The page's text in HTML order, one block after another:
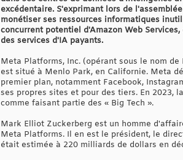
excédentaire. S'exprimant lors de
monétiser ses ressources informatiques
concurrent potentiel d'Amazon Web
des services d'IA payants.
Meta Platforms, Inc. (opérant sous le nom
est situé à Menlo Park, en Californie. Meta
premier plan, notamment Facebook,
ses propres sites et pour des tiers. En 2023,
comme faisant partie des « Big Tech ».
Mark Elliot Zuckerberg est un homme
Meta Platforms. Il en est le président, le
était estimée à 220 milliards de dollars en